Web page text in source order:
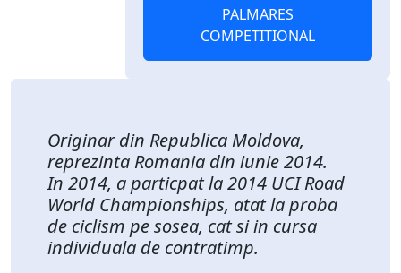
PALMARES
COMPETITIONAL
Originar din Republica Moldova,
reprezinta Romania din iunie 2014.
In 2014, a particpat la 2014 UCI Road
World Championships, atat la proba
de ciclism pe sosea, cat si in cursa
individuala de contratimp.